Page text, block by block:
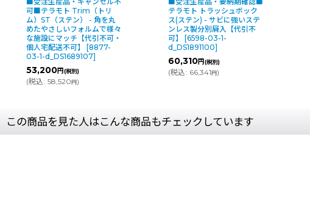
可■テラモト Trim（トリ
ム）ST（ステン） - 角を丸
めたやさしいフォルムで様々
な施設にマッチ【代引不可・
個人宅配送不可】
[8877-
03-1-d_DS1689107]
53,200円(税別)
(税込: 58,520円)
テラモト トラッシュボック
ス(ステン) - サビに強いステ
ンレス製分別屑入【代引不
可】
[6598-03-1-
d_DS1891100]
60,310円(税別)
(税込: 66,341円)
この商品を見た人はこんな商品もチェックしています